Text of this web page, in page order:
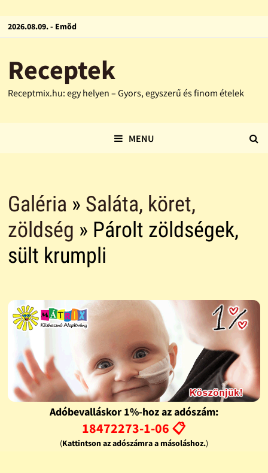
2026.08.09. - Emõd
Receptek
Receptmix.hu: egy helyen – Gyors, egyszerű és finom ételek
MENU
Galéria » Saláta, köret,
zöldség » Párolt zöldségek,
sült krumpli
Adóbevalláskor 1%-hoz az adószám:
18472273-1-06 📋
(Kattintson az adószámra a másoláshoz.)